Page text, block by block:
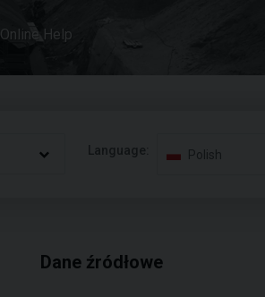
Online Help
Language: Polish
Dane źródłowe